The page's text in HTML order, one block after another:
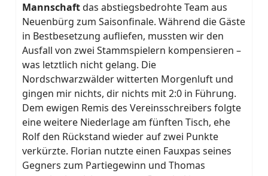
Mannschaftdas abstiegsbedrohte Team aus
Neuenbürg zum Saisonfinale. Während die Gäste
in Bestbesetzung aufliefen, mussten wir den
Ausfall von zwei Stammspielern kompensieren –
was letztlich nicht gelang. Die
Nordschwarzwälder witterten Morgenluft und
gingen mir nichts, dir nichts mit 2:0 in Führung.
Dem ewigen Remis des Vereinsschreibers folgte
eine weitere Niederlage am fünften Tisch, ehe
Rolf den Rückstand wieder auf zwei Punkte
verkürzte. Florian nutzte einen Fauxpas seines
Gegners zum Partiegewinn und Thomas